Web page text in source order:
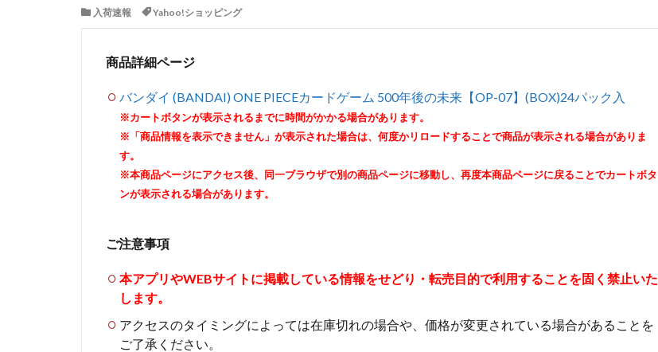
入荷速報 Yahoo!ショッピング
商品詳細ページ
バンダイ (BANDAI) ONE PIECEカードゲーム 500年後の未来【OP-07】(BOX)24パック入
※カートボタンが表示されるまでに時間がかかる場合があります。
※「商品情報を表示できません」が表示された場合は、何度かリロードすることで商品が表示される場合がありま
す。
※本商品ページにアクセス後、同一ブラウザで別の商品ページに移動し、再度本商品ページに戻ることでカートボタ
ンが表示される場合があります。
ご注意事項
本アプリやWEBサイトに掲載している情報をせどり・転売目的で利用することを固く禁止いた
します。
アクセスのタイミングによっては在庫切れの場合や、価格が変更されている場合があることを
ご了承ください。